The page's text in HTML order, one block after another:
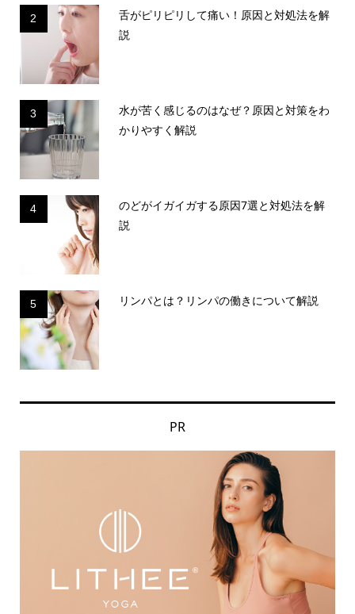
2
舌がピリピリして痛い！原因と対処法を解
説
3
水が苦く感じるのはなぜ？原因と対策をわ
かりやすく解説
4
のどがイガイガする原因7選と対処法を解
説
5 リンパとは？リンパの働きについて解説
PR